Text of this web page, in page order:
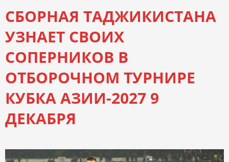
СБОРНАЯ ТАДЖИКИСТАНА
УЗНАЕТ СВОИХ
СОПЕРНИКОВ В
ОТБОРОЧНОМ ТУРНИРЕ
КУБКА АЗИИ-2027 9
ДЕКАБРЯ